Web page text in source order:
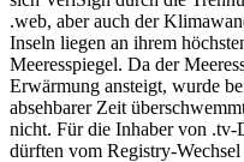
.web, aber auch der
Inseln liegen an ihrem
Meeresspiegel. Da der
Erwärmung ansteigt, wurde
absehbarer Zeit
nicht. Für die Inhaber von .tv-
dürften vom Registry-